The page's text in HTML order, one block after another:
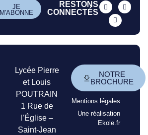
JE
M'ABONNE
RESTONS
CONNECTÉS
Lycée Pierre
et Louis
POUTRAIN
1 Rue de
l’Église –
Saint-Jean
NOTRE
BROCHURE
Mentions légales
Une réalisation
Ekole.fr